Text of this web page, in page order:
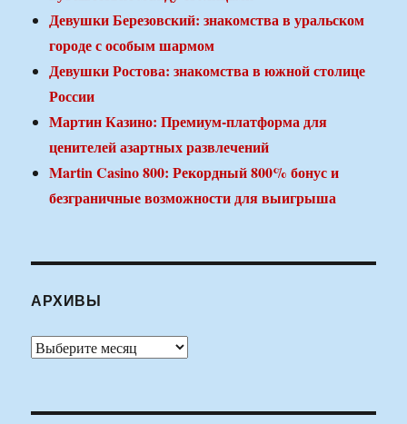
Девушки Березовский: знакомства в уральском
городе с особым шармом
Девушки Ростова: знакомства в южной столице
России
Мартин Казино: Премиум-платформа для
ценителей азартных развлечений
Martin Casino 800: Рекордный 800% бонус и
безграничные возможности для выигрыша
АРХИВЫ
Архивы